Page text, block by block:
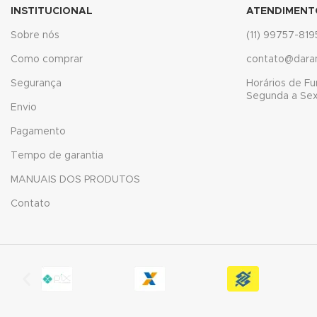
panel
panel
panel
panel
INSTITUCIONAL
Sobre nós
Como comprar
Segurança
Envio
Pagamento
Tempo de garantia
MANUAIS DOS PRODUTOS
Contato
(11) 99757-
Horários de
Segunda a